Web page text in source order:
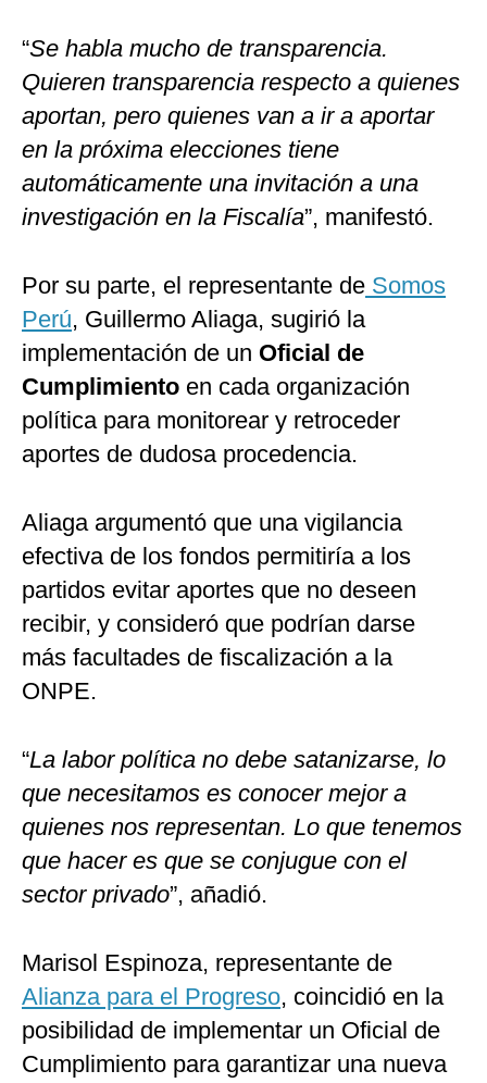
“Se habla mucho de transparencia.
Quieren transparencia respecto a quienes
aportan, pero quienes van a ir a aportar
en la próxima elecciones tiene
automáticamente una invitación a una
investigación en la Fiscalía”, manifestó.
Por su parte, el representante de Somos
Perú, Guillermo Aliaga, sugirió la
implementación de un Oficial de
Cumplimiento en cada organización
política para monitorear y retroceder
aportes de dudosa procedencia.
Aliaga argumentó que una vigilancia
efectiva de los fondos permitiría a los
partidos evitar aportes que no deseen
recibir, y consideró que podrían darse
más facultades de fiscalización a la
ONPE.
“La labor política no debe satanizarse, lo
que necesitamos es conocer mejor a
quienes nos representan. Lo que tenemos
que hacer es que se conjugue con el
sector privado”, añadió.
Marisol Espinoza, representante de
Alianza para el Progreso, coincidió en la
posibilidad de implementar un Oficial de
Cumplimiento para garantizar una nueva